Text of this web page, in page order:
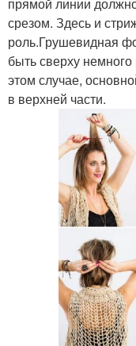
срезом. Здесь и
роль.Грушевидная
быть сверху
этом случае,
в верхней части.